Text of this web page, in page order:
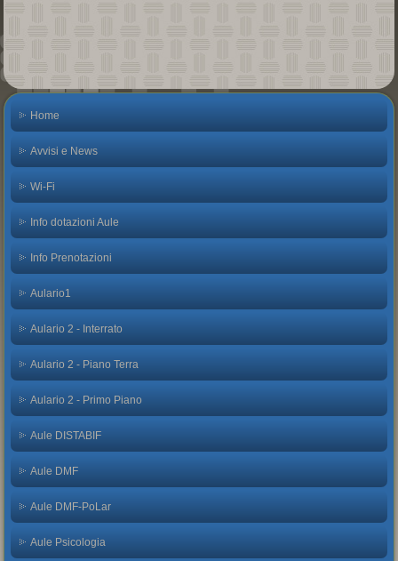
Home
Avvisi e News
Wi-Fi
Info dotazioni Aule
Info Prenotazioni
Aulario1
Aulario 2 - Interrato
Aulario 2 - Piano Terra
Aulario 2 - Primo Piano
Aule DISTABIF
Aule DMF
Aule DMF-PoLar
Aule Psicologia